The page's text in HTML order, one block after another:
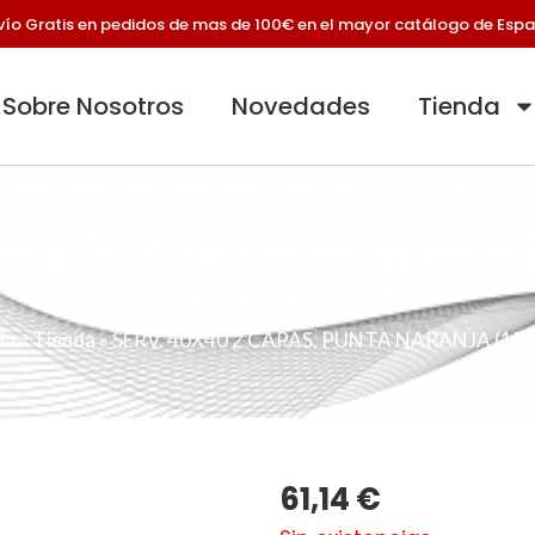
Gratis en pedidos de mas de 100€ en el mayor catálogo de
Sobre Nosotros Novedades Tienda
PUNTA
»Tienda»SERV. 40X40 2 CAPAS. PUNTA NARANJA
61,14€